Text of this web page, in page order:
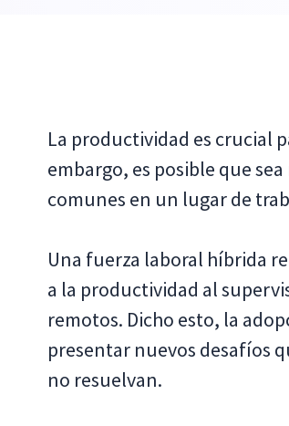
La productividad es crucial
embargo, es posible que
comunes en un lugar de
Una fuerza laboral híbrida
a la productividad al
remotos. Dicho esto, la
presentar nuevos desafíos
no resuelvan.